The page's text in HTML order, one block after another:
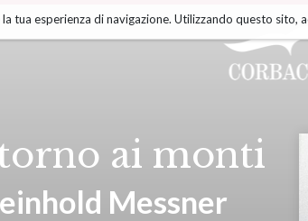
tua esperienza di navigazione. Utilizzando questo sito,
ai monti
Messner